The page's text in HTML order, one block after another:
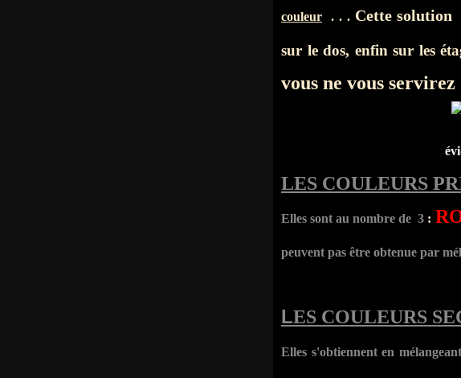
couleur . . . Cette
sur le dos, enfin sur les
vous ne vous servirez
LES COULEURS
Elles sont au nombre de 3 :
peuvent pas être obtenue par
LES COULEURS
Elles s'obtiennent en